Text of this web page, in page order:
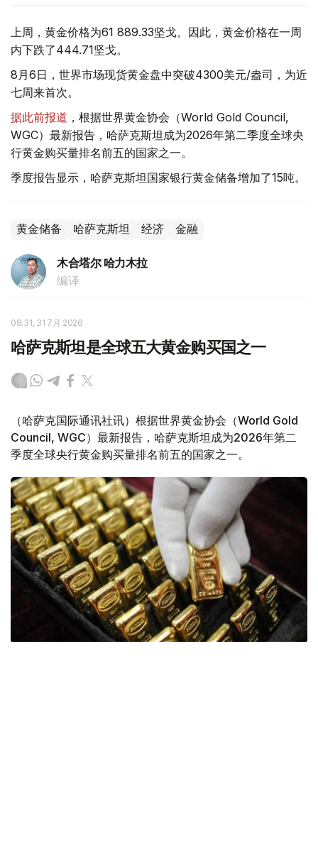
上周，黄金价格为61 889.33坚戈。因此，黄金价格在一周
内下跌了444.71坚戈。
8月6日，世界市场现货黄金盘中突破4300美元/盎司，为近
七周来首次。
据此前报道 ，根据世界黄金协会（World Gold Council,
WGC）最新报告，哈萨克斯坦成为2026年第二季度全球央
行黄金购买量排名前五的国家之一。
季度报告显示，哈萨克斯坦国家银行黄金储备增加了15吨。
黄金储备 哈萨克斯坦 经济 金融
木合塔尔 哈力木拉
编译
08:31, 31 7月 2026
哈萨克斯坦是全球五大黄金购买国之一
（哈萨克国际通讯社讯）根据世界黄金协会（World Gold
Council, WGC）最新报告，哈萨克斯坦成为2026年第二
季度全球央行黄金购买量排名前五的国家之一。